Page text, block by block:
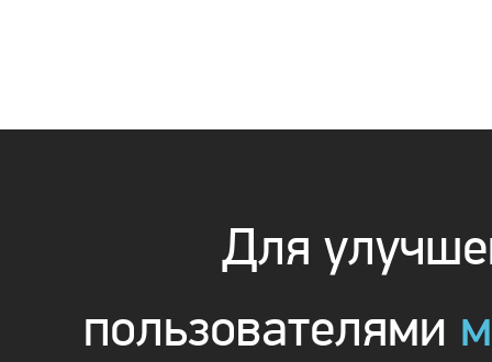
Для
пользователями